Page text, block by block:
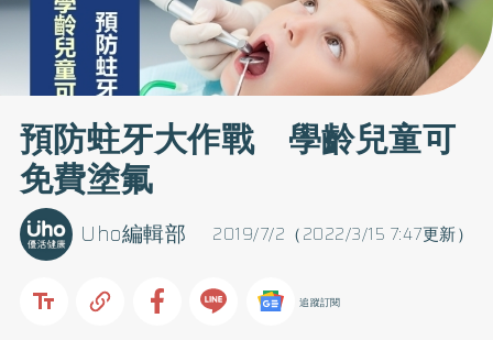
預防蛀牙大作戰 學齡兒童可
免費塗氟
2019/7/2（2022/3/15 7:47更新）
Uho編輯部
追蹤訂閱